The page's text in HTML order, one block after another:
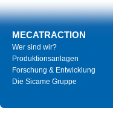
MECATRACTION
Wer sind wir?
Produktionsanlagen
Forschung & Entwicklung
Die Sicame Gruppe